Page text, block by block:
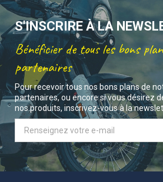
S'INSCRIRE À LA
Bénéficier de tous les bons
partenaires
Pour recevoir tous nos bons plans de
partenaires, ou encore si vous désirez
nos produits, inscrivez-vous à la